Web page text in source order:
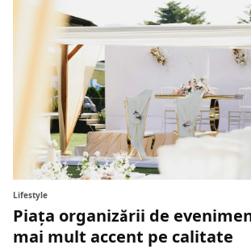
Lifestyle
Piața organizării de
mai mult accent pe calitate